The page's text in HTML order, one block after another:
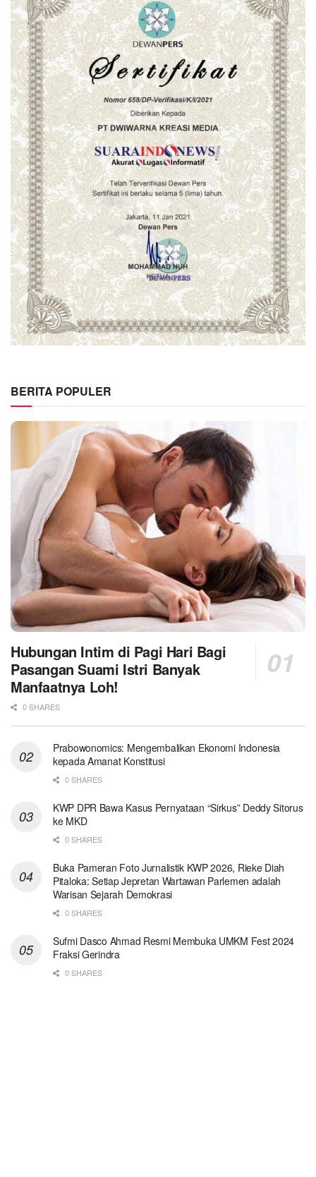
BERITA POPULER
Hubungan Intim di Pagi Hari Bagi
Pasangan Suami Istri Banyak
Manfaatnya Loh!
0 SHARES
Prabowonomics: Mengembalikan Ekonomi Indonesia
kepada Amanat Konstitusi
0 SHARES
KWP DPR Bawa Kasus Pernyataan “Sirkus” Deddy Sitorus
ke MKD
0 SHARES
Buka Pameran Foto Jurnalistik KWP 2026, Rieke Diah
Pitaloka: Setiap Jepretan Wartawan Parlemen adalah
Warisan Sejarah Demokrasi
0 SHARES
Sufmi Dasco Ahmad Resmi Membuka UMKM Fest 2024
Fraksi Gerindra
0 SHARES